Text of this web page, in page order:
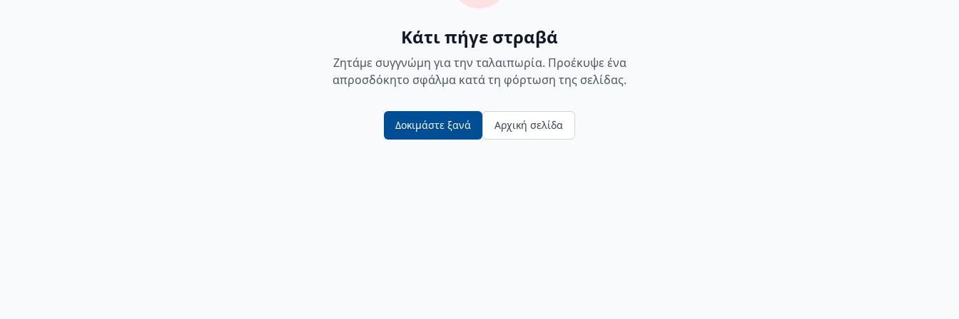
Κάτι πήγε στραβά
Ζητάμε συγγνώμη για την ταλαιπωρία. Προέκυψε ένα
απροσδόκητο σφάλμα κατά τη φόρτωση της σελίδας.
Δοκιμάστε ξανά Αρχική σελίδα